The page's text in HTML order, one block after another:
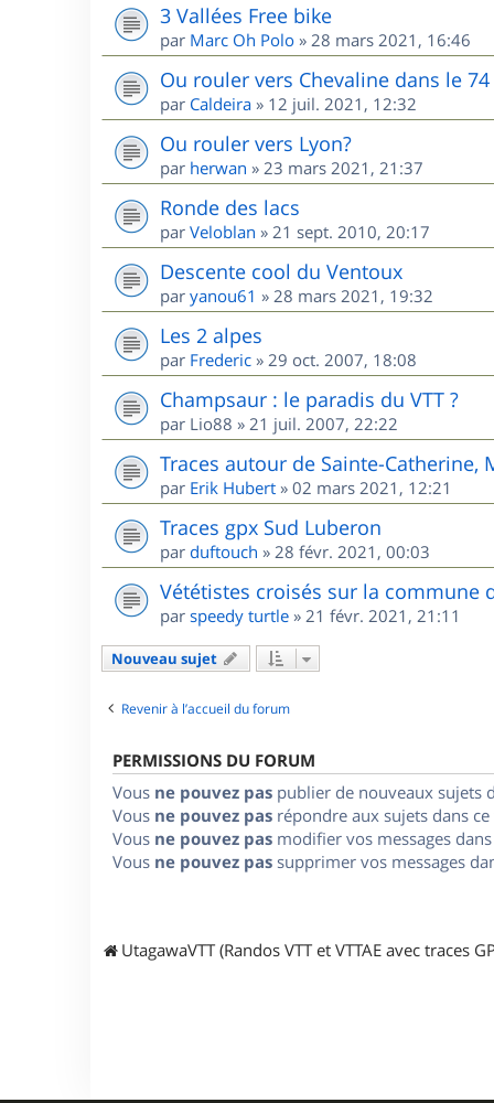
3 Vallées Free bike
par Marc Oh Polo » 28 mars 2021, 16:46
Ou rouler vers Chevaline dans le 74
par Caldeira » 12 juil. 2021, 12:32
Ou rouler vers Lyon?
par herwan » 23 mars 2021, 21:37
Ronde des lacs
par Veloblan » 21 sept. 2010, 20:17
Descente cool du Ventoux
par yanou61 » 28 mars 2021, 19:32
Les 2 alpes
par Frederic » 29 oct. 2007, 18:08
Champsaur : le paradis du VTT ?
par Lio88 » 21 juil. 2007, 22:22
Traces autour de Sainte-Catherine,
par Erik Hubert » 02 mars 2021, 12:21
Traces gpx Sud Luberon
par duftouch » 28 févr. 2021, 00:03
Vététistes croisés sur la commune
par speedy turtle » 21 févr. 2021, 21:11
Nouveau sujet
Revenir à l’accueil du forum
PERMISSIONS DU FORUM
Vous ne pouvez pas publier de nouveaux sujets
Vous ne pouvez pas répondre aux sujets dans
Vous ne pouvez pas modifier vos messages
Vous ne pouvez pas supprimer vos messages
UtagawaVTT (Randos VTT et VTTAE avec traces